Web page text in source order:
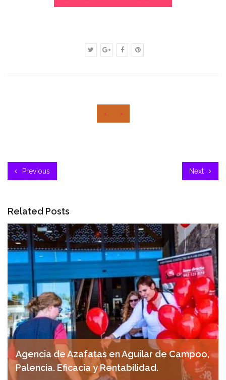
‹ ›
Previous Next
Related Posts
Agencia de Azafatas en Aguilar de Campoo,
Palencia. Eficacia y Rentabilidad.